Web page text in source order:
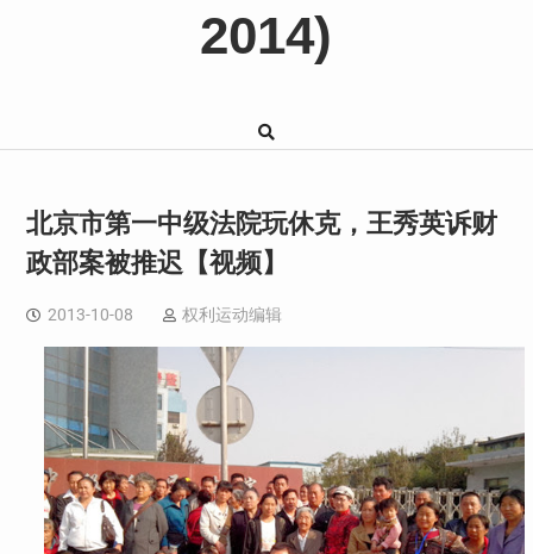
2014)
北京市第一中级法院玩休克，王秀英诉财
政部案被推迟【视频】
2013-10-08 权利运动编辑